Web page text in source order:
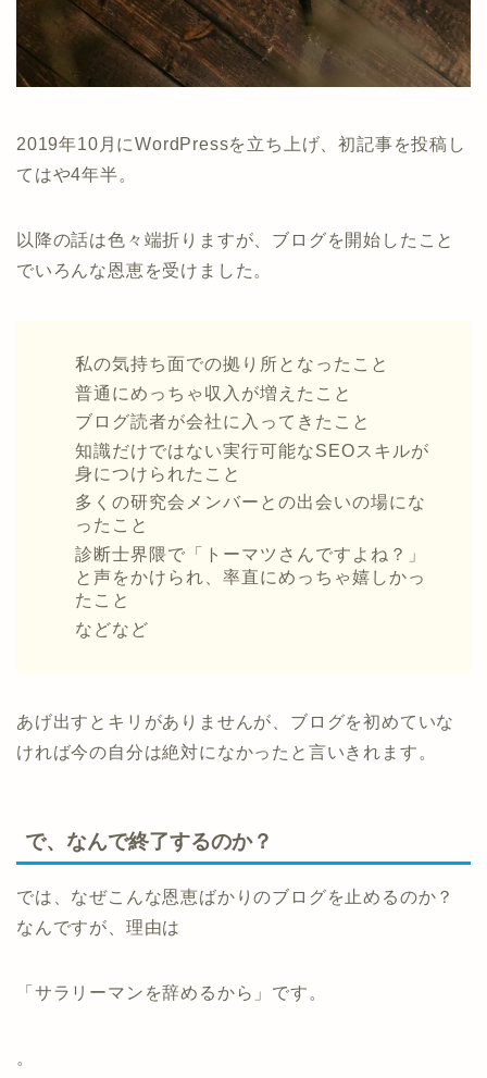
2019年10月にWordPressを立ち上げ、初記事を投稿し
てはや4年半。
以降の話は色々端折りますが、ブログを開始したこと
でいろんな恩恵を受けました。
私の気持ち面での拠り所となったこと
普通にめっちゃ収入が増えたこと
ブログ読者が会社に入ってきたこと
知識だけではない実行可能なSEOスキルが
身につけられたこと
多くの研究会メンバーとの出会いの場にな
ったこと
診断士界隈で「トーマツさんですよね？」
と声をかけられ、率直にめっちゃ嬉しかっ
たこと
などなど
あげ出すとキリがありませんが、ブログを初めていな
ければ今の自分は絶対になかったと言いきれます。
で、なんで終了するのか？
では、なぜこんな恩恵ばかりのブログを止めるのか？
なんですが、理由は
「サラリーマンを辞めるから」です。
。